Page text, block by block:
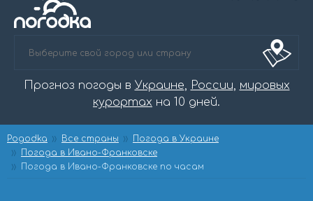
Прогноз погоды в Украине, России, мировых
курортах на 10 дней.
Pogodka Все страны
Погода в Украине
Погода в Ивано-Франковске
Погода в Ивано-Франковске по часам